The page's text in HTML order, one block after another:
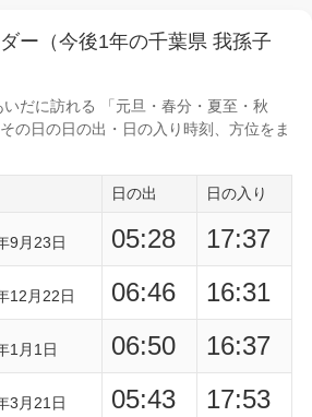
ー（今後1年の千葉県 我孫子
いだに訪れる 「元旦・春分・夏至・秋
の日の日の出・日の入り時刻
、方位をま
日の出 日の入り
9月23日 05:28
17:37
12月22日 06:46
16:31
1月1日 06:50
16:37
3月21日 05:43
17:53